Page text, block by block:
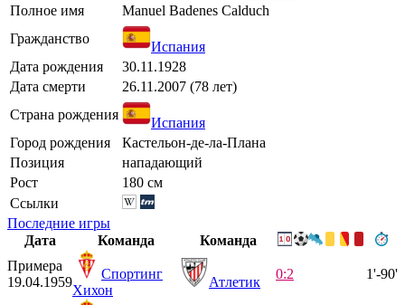
Полное имя
Manuel Badenes Calduch
Гражданство
Испания
Дата рождения
30.11.1928
Дата смерти
26.11.2007 (78 лет)
Страна рождения
Испания
Город рождения
Кастельон-де-ла-Плана
Позиция
нападающий
Рост
180 см
Ссылки
Последние игры
Дата
Команда
Команда
Примера
19.04.1959
Спортинг
Хихон
Атлетик
0:2 1'-90'